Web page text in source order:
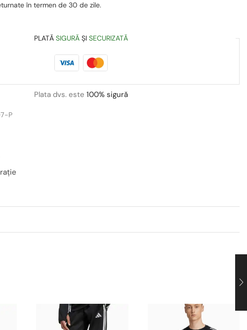
în termen de 30 de zile.
PLATĂ SIGURĂ ȘI SECURIZATĂ
Plata dvs. este 100% sigură
P